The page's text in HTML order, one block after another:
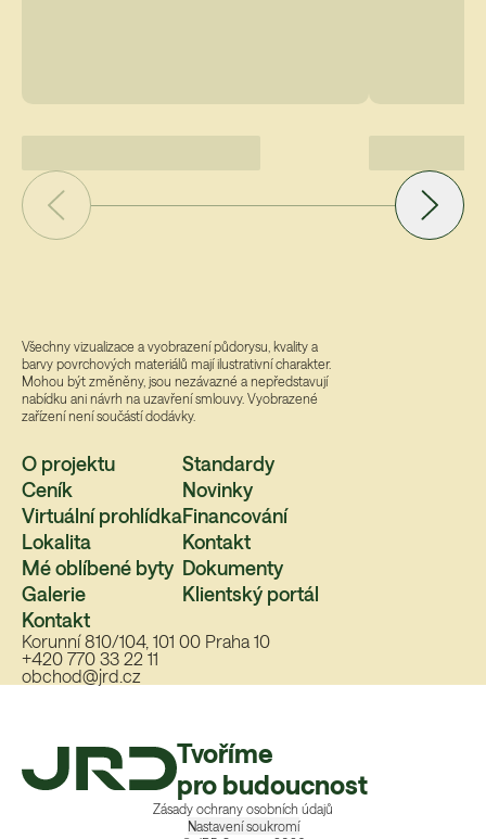
Všechny vizualizace a vyobrazení půdorysu, kvality a
barvy povrchových materiálů mají ilustrativní charakter.
Mohou být změněny, jsou nezávazné a nepředstavují
nabídku ani návrh na uzavření smlouvy. Vyobrazené
zařízení není součástí dodávky.
O projektu
Ceník
Virtuální prohlídka
Lokalita
Mé oblíbené byty
Galerie
Standardy
Novinky
Financování
Kontakt
Dokumenty
Klientský portál
Kontakt
Korunní 810/104, 101 00 Praha 10
+420 770 33 22 11
obchod@jrd.cz
Tvoříme
pro budoucnost
Zásady ochrany osobních údajů
Nastavení soukromí